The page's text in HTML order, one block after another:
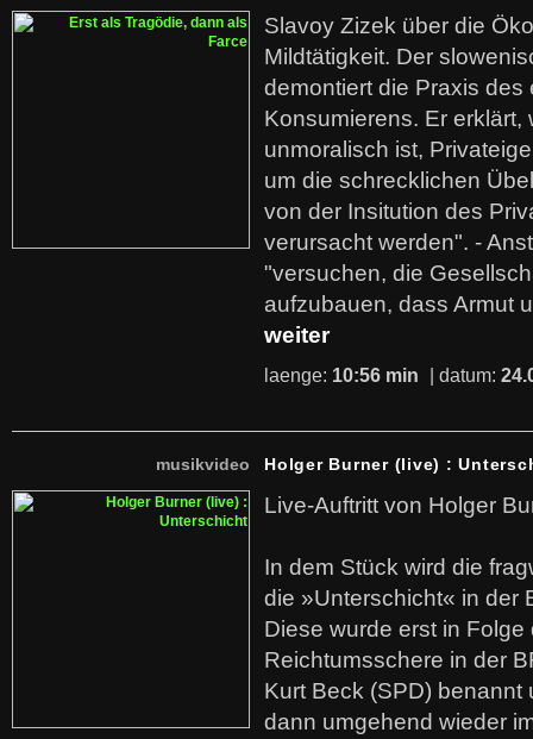
Slavoy Zizek über die
Mildtätigkeit. Der
demontiert die Praxis des
Konsumierens. Er erklärt,
unmoralisch ist,
um die schrecklichen
von der Insitution des
verursacht werden". -
"versuchen, die
aufzubauen, dass Armut
weiter
laenge: 10:56 min | datum:
musikvideo Holger Burner (live) :
Live-Auftritt von Holger
In dem Stück wird die
die »Unterschicht« in der
Diese wurde erst in
Reichtumsschere in der
Kurt Beck (SPD)
dann umgehend wieder